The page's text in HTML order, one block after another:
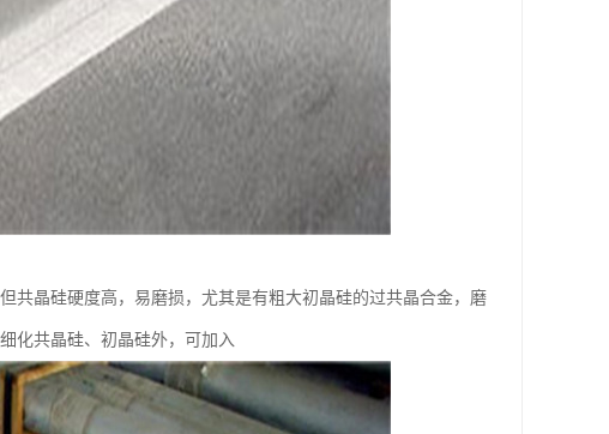
共晶硅硬度高，易磨损，尤其是有粗大初晶硅的过共晶合金，磨
化共晶硅、初晶硅外，可加入